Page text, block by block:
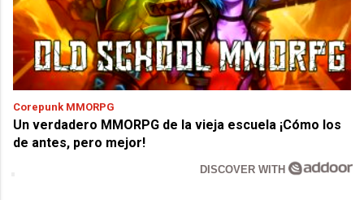
Corepunk MMORPG
Un verdadero MMORPG de la vieja escuela ¡Cómo los
de antes, pero mejor!
DISCOVER WITH